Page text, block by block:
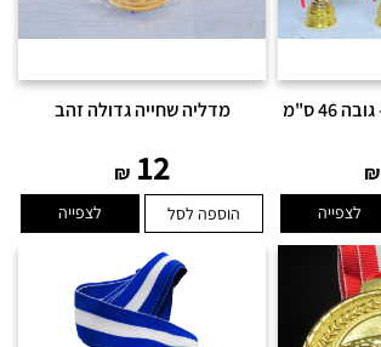
₪
לצפייה
מדליה שחייה גדולה זהב
12
₪
הוספה לסל לצפייה